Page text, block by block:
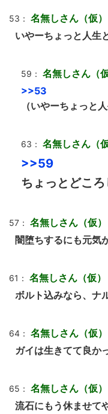
53： 名無しさん（仮）
いやーちょっと人生
59： 名無しさん（仮
>>53
（いやーちょっと
63： 名無しさん（仮
>>59
ちょっとどこ
57： 名無しさん（仮）
闇堕ちするにも元気
61： 名無しさん（仮）
ボルト込みなら、ナ
64： 名無しさん（仮）
ガイは生きてて良か
65： 名無しさん（仮）
流石にもう休ませて